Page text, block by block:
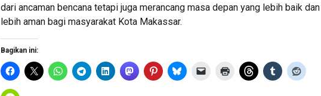
dari ancaman bencana tetapi juga merancang masa depan yang lebih baik dan
lebih aman bagi masyarakat Kota Makassar.
Bagikan ini: